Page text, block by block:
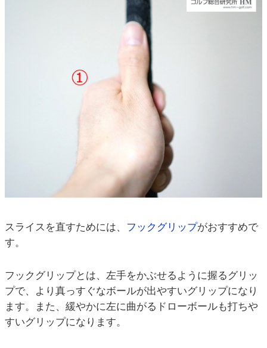
スライスを直すためには、 フックグリップがおすすめで
す。
フックグリップとは、左手をかぶせるように握るグリッ
プで、より真っすぐなボールが出やすいグリップになり
ます。また、緩やかに左に曲がるドローボールも打ちや
すいグリップになります。